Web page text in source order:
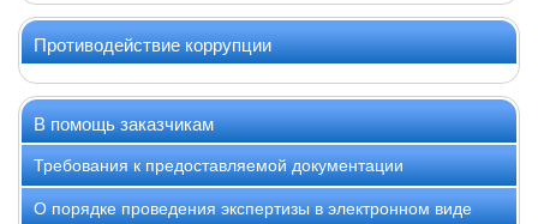
Противодействие коррупции
В помощь заказчикам
Требования к предоставляемой документации
О порядке проведения экспертизы в электронном виде